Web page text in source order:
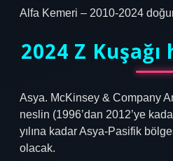
Alfa Kemeri – 2010-2024
2024 Z
Asya. McKinsey & Company
neslin (1996’dan 2012’ye
yılına kadar Asya-Pasifik
olacak.